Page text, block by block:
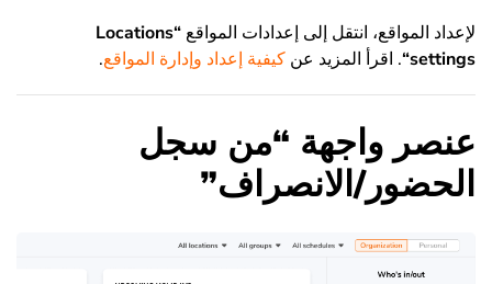
لإعداد المواقع، انتقل إلى إعدادات المواقع “
Locations
settings
“. اقرأ المزيد عن كيفية إعداد وإدارة المواقع.
عنصر واجهة “من سجل
الحضور/الانصراف”